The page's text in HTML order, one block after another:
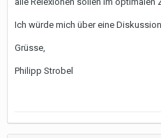
Ich würde mich über eine
Grüsse,
Philipp Strobel